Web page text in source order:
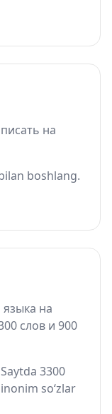
на
boshlang.
на
слов и 900
3300
so‘zlar